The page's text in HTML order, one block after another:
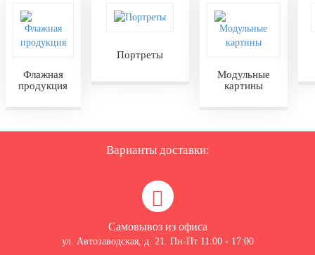
Флажная
продукция
Портреты
Модульные
картины
Варианты доставки:
Самовывоз из офиса
ул. Автозаводская, д. 21. Пн-Пт 11:00 - 17:00